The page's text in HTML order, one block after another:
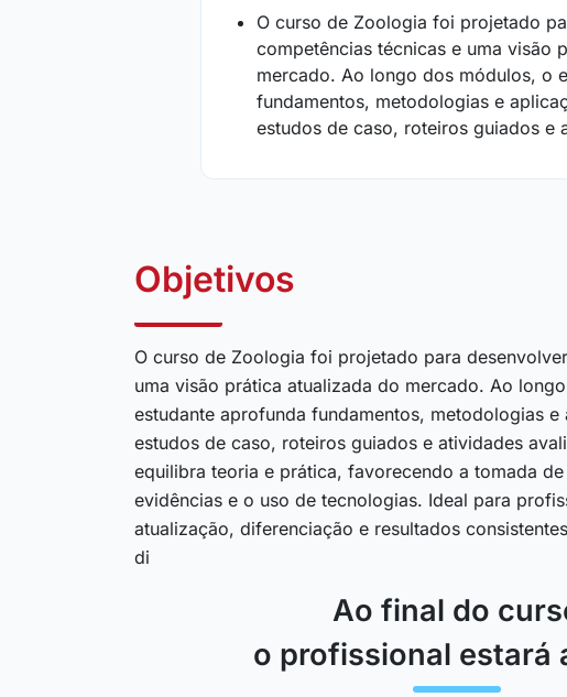
O curso de Zoologia foi projetado
competências técnicas e uma visão
mercado. Ao longo dos módulos, o
fundamentos, metodologias e
estudos de caso, roteiros guiados e
Objetivos
O curso de Zoologia foi projetado para
uma visão prática atualizada do mercado. Ao
estudante aprofunda fundamentos, metodologias
estudos de caso, roteiros guiados e atividades
equilibra teoria e prática, favorecendo a tomada
evidências e o uso de tecnologias. Ideal para
atualização, diferenciação e resultados
di
Ao final do
o profissional estará